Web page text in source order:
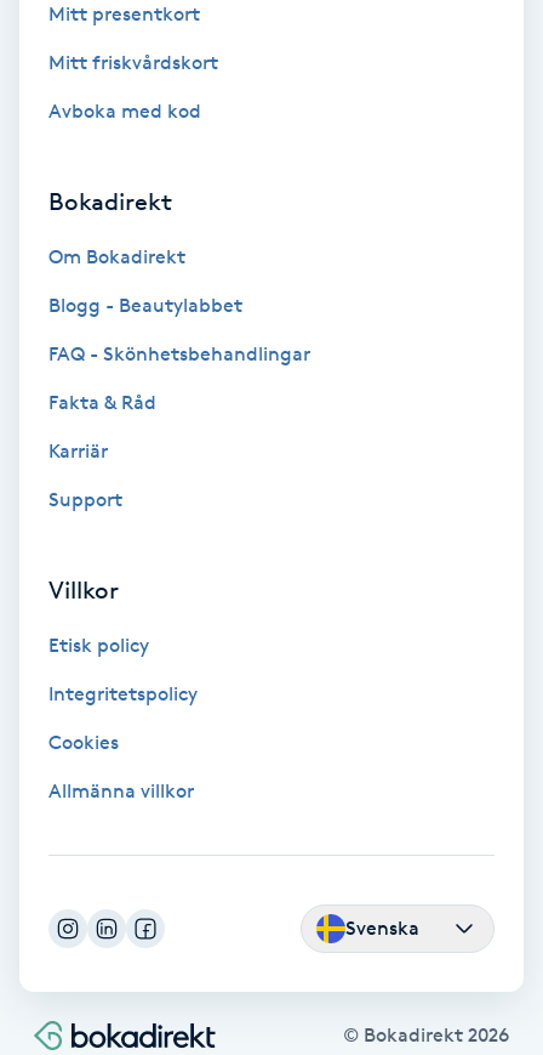
Hårbottenbehandling
Hårförlängning
Hälsa
Hälsprickor
Idrottsmassage
Kemisk peeling
Keratinbehandling
Mitt presentkort
Mitt friskvårdskort
Avboka med kod
Bokadirekt
Om Bokadirekt
Blogg - Beautylabbet
FAQ - Skönhetsbehandlingar
Fakta & Råd
Karriär
Support
Villkor
Etisk policy
Integritetspolicy
Cookies
Allmänna villkor
Svenska
© Bokadirekt 2026